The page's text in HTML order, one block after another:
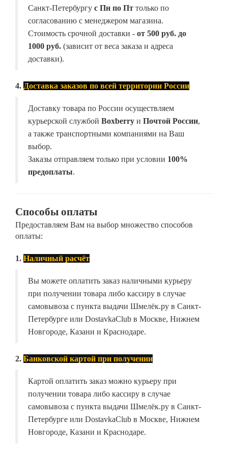
Санкт-Петербургу с Пн по Пт только по
согласованию с менеджером магазина.
Стоимость срочной доставки - от 500 руб. до
1000 руб. (зависит от веса заказа и адреса
доставки).
4. Доставка заказов по всей территории России
Доставку товара по России осуществляем
курьерской службой Boxberry и Почтой России,
а также транспортными компаниями на Ваш
выбор.
Заказы отправляем только при условии 100%
предоплаты.
Способы оплаты
Предоставляем Вам на выбор множество способов
оплаты:
1. Наличный расчёт
Вы можете оплатить заказ наличными курьеру
при получении товара либо кассиру в случае
самовывоза с пункта выдачи Шмелёк.ру в Санкт-
Петербурге или DostavkaClub в Москве, Нижнем
Новгороде, Казани и Краснодаре.
2. Банковской картой при получении
Картой оплатить заказ можно курьеру при
получении товара либо кассиру в случае
самовывоза с пункта выдачи Шмелёк.ру в Санкт-
Петербурге или DostavkaClub в Москве, Нижнем
Новгороде, Казани и Краснодаре.